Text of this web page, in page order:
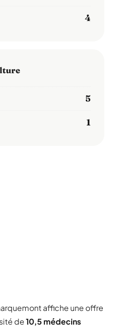
4
5
1
affiche une offre
de10,5 médecins